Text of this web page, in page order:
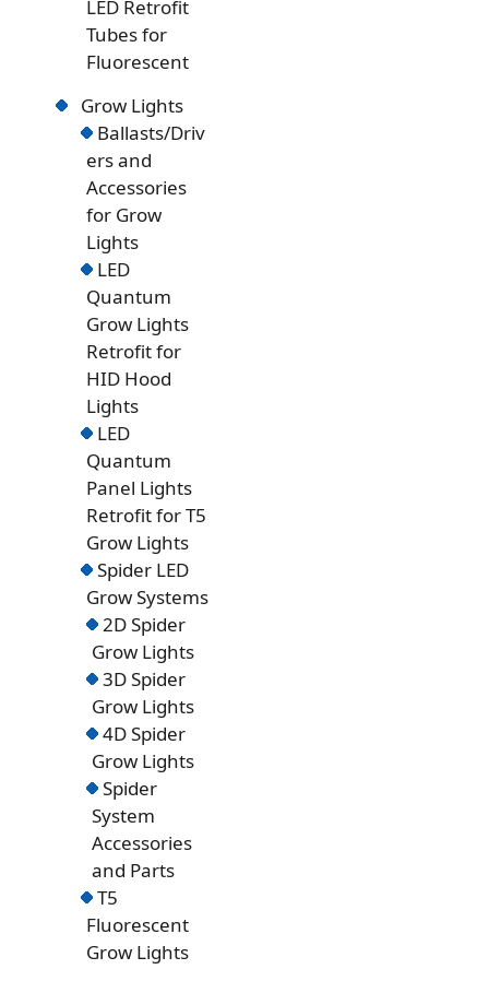
LED Retrofit
Tubes for
Fluorescent
Grow Lights
Ballasts/Driv
ers and
Accessories
for Grow
Lights
LED
Quantum
Grow Lights
Retrofit for
HID Hood
Lights
LED
Quantum
Panel Lights
Retrofit for T5
Grow Lights
Spider LED
Grow Systems
2D Spider
Grow Lights
3D Spider
Grow Lights
4D Spider
Grow Lights
Spider
System
Accessories
and Parts
T5
Fluorescent
Grow Lights